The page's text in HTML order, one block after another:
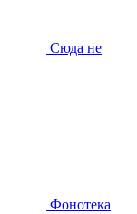
Сюда не
Фонотека